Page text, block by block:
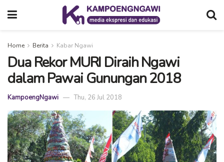
Home Berita Kabar Ngawi
Dua Rekor MURI Diraih Ngawi
dalam Pawai Gunungan 2018
KampoengNgawi Thu, 26 Jul 2018